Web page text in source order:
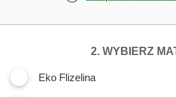
2. WYBIERZ
Eko Flizelina